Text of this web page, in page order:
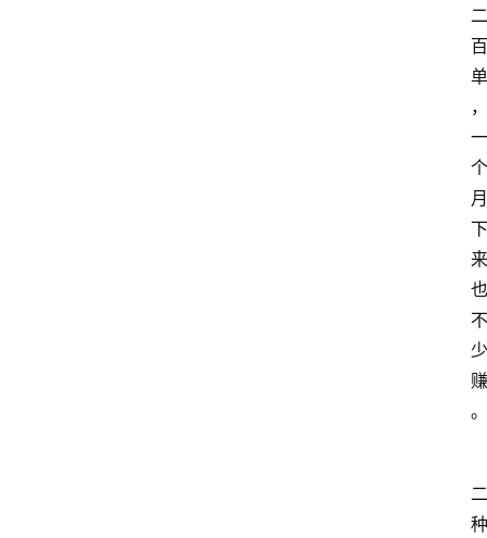
二
百
单
，
一
个
月
下
来
也
不
少
赚
。
二
种